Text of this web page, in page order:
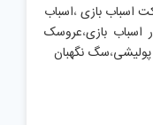
اسباب بازی،اسباب
اسباب بازی،عروسک
،سگ نگهبان